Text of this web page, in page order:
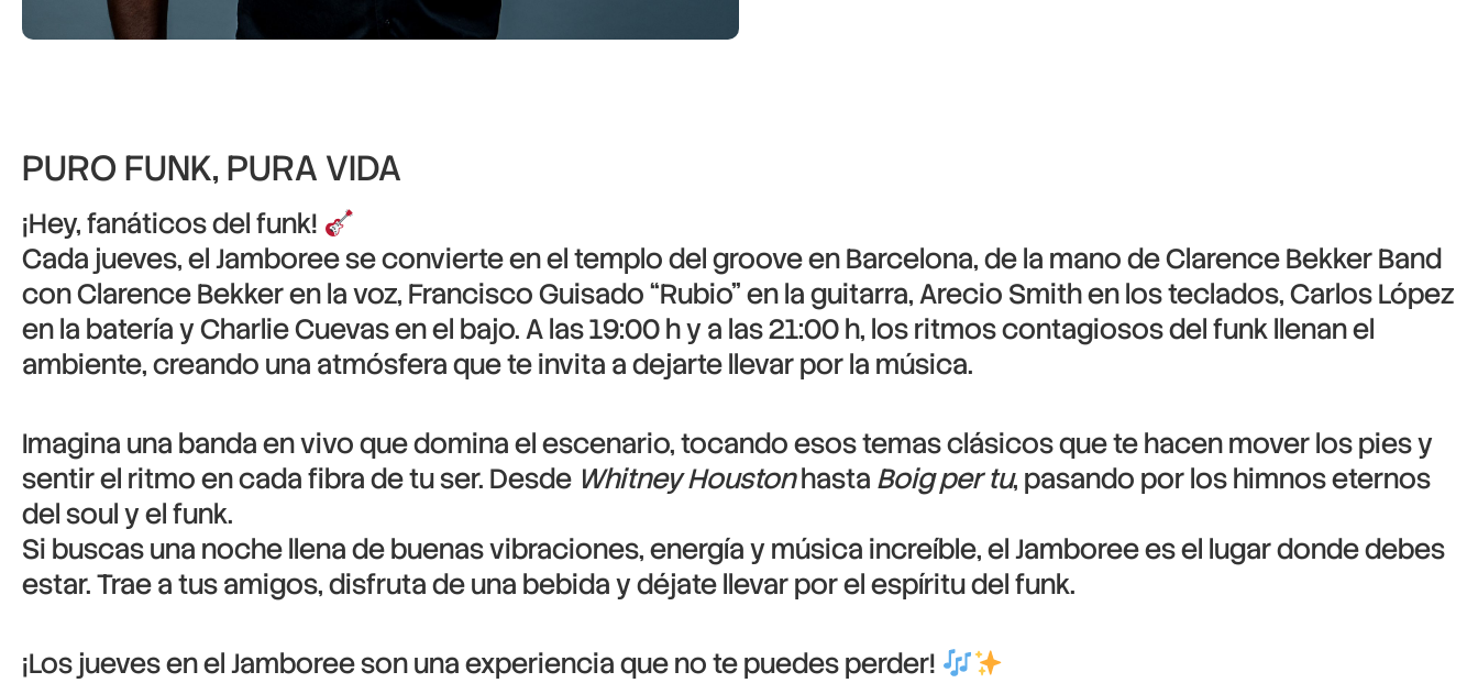
PURO FUNK, PURA VIDA
¡Hey, fanáticos del funk!
Cada jueves, el Jamboree se convierte en el templo del groove en Barcelona, de la mano de Clarence Bekker Band
con Clarence Bekker en la voz, Francisco Guisado “Rubio” en la guitarra, Arecio Smith en los teclados, Carlos López
en la batería y Charlie Cuevas en el bajo. A las 19:00 h y a las 21:00 h, los ritmos contagiosos del funk llenan el
ambiente, creando una atmósfera que te invita a dejarte llevar por la música.
Imagina una banda en vivo que domina el escenario, tocando esos temas clásicos que te hacen mover los pies y
sentir el ritmo en cada fibra de tu ser. Desde Whitney Houstonhasta Boig per tu, pasando por los himnos eternos
del soul y el funk.
Si buscas una noche llena de buenas vibraciones, energía y música increíble, el Jamboree es el lugar donde debes
estar. Trae a tus amigos, disfruta de una bebida y déjate llevar por el espíritu del funk.
¡Los jueves en el Jamboree son una experiencia que no te puedes perder!